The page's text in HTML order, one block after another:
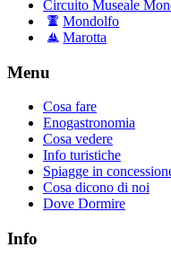
Circuito Museale
Mondolfo
Marotta
Menu
Cosa fare
Enogastronomia
Cosa vedere
Info turistiche
Spiagge in
Cosa dicono di noi
Dove Dormire
Info